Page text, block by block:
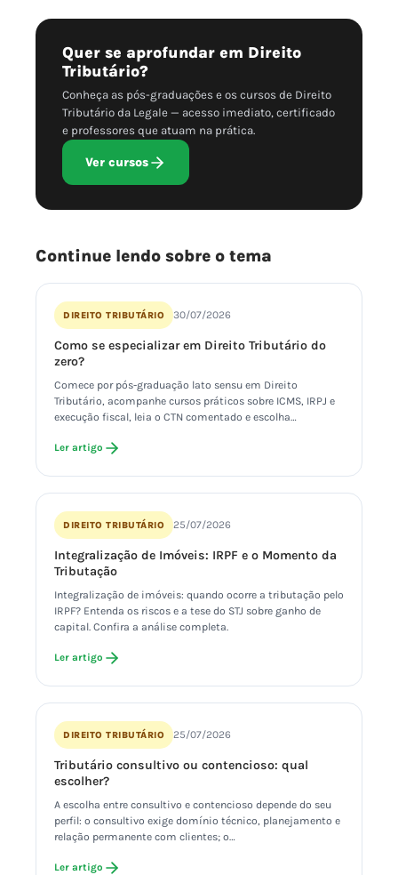
Quer se aprofundar em Direito
Tributário?
Conheça as pós-graduações e os cursos de Direito
Tributário da Legale — acesso imediato, certificado
e professores que atuam na prática.
Ver cursos
Continue lendo sobre o tema
DIREITO TRIBUTÁRIO 30/07/2026
Como se especializar em Direito Tributário do
zero?
Comece por pós-graduação lato sensu em Direito
Tributário, acompanhe cursos práticos sobre ICMS, IRPJ e
execução fiscal, leia o CTN comentado e escolha…
Ler artigo
DIREITO TRIBUTÁRIO 25/07/2026
Integralização de Imóveis: IRPF e o Momento da
Tributação
Integralização de imóveis: quando ocorre a tributação pelo
IRPF? Entenda os riscos e a tese do STJ sobre ganho de
capital. Confira a análise completa.
Ler artigo
DIREITO TRIBUTÁRIO 25/07/2026
Tributário consultivo ou contencioso: qual
escolher?
A escolha entre consultivo e contencioso depende do seu
perfil: o consultivo exige domínio técnico, planejamento e
relação permanente com clientes; o…
Ler artigo